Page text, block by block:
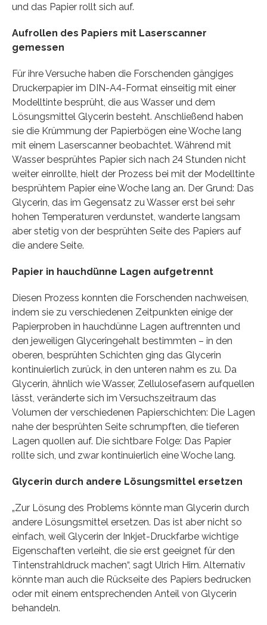
und das Papier rollt sich auf.
Aufrollen des Papiers mit Laserscanner
gemessen
Für ihre Versuche haben die Forschenden gängiges
Druckerpapier im DIN-A4-Format einseitig mit einer
Modelltinte besprüht, die aus Wasser und dem
Lösungsmittel Glycerin besteht. Anschließend haben
sie die Krümmung der Papierbögen eine Woche lang
mit einem Laserscanner beobachtet. Während mit
Wasser besprühtes Papier sich nach 24 Stunden nicht
weiter einrollte, hielt der Prozess bei mit der Modelltinte
besprühtem Papier eine Woche lang an. Der Grund: Das
Glycerin, das im Gegensatz zu Wasser erst bei sehr
hohen Temperaturen verdunstet, wanderte langsam
aber stetig von der besprühten Seite des Papiers auf
die andere Seite.
Papier in hauchdünne Lagen aufgetrennt
Diesen Prozess konnten die Forschenden nachweisen,
indem sie zu verschiedenen Zeitpunkten einige der
Papierproben in hauchdünne Lagen auftrennten und
den jeweiligen Glyceringehalt bestimmten – in den
oberen, besprühten Schichten ging das Glycerin
kontinuierlich zurück, in den unteren nahm es zu. Da
Glycerin, ähnlich wie Wasser, Zellulosefasern aufquellen
lässt, veränderte sich im Versuchszeitraum das
Volumen der verschiedenen Papierschichten: Die Lagen
nahe der besprühten Seite schrumpften, die tieferen
Lagen quollen auf. Die sichtbare Folge: Das Papier
rollte sich, und zwar kontinuierlich eine Woche lang.
Glycerin durch andere Lösungsmittel ersetzen
„Zur Lösung des Problems könnte man Glycerin durch
andere Lösungsmittel ersetzen. Das ist aber nicht so
einfach, weil Glycerin der Inkjet-Druckfarbe wichtige
Eigenschaften verleiht, die sie erst geeignet für den
Tintenstrahldruck machen“, sagt Ulrich Hirn. Alternativ
könnte man auch die Rückseite des Papiers bedrucken
oder mit einem entsprechenden Anteil von Glycerin
behandeln.